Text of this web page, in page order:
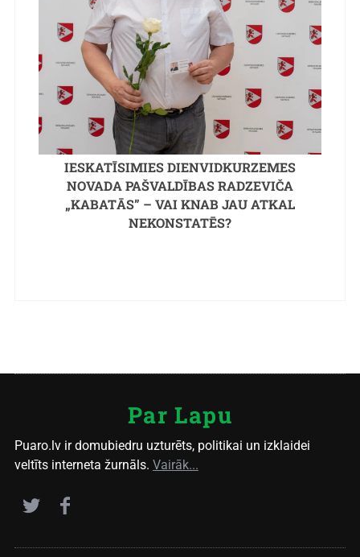
IESKATĪSIMIES DIENVIDKURZEMES
NOVADA PAŠVALDĪBAS RADZEVIČA
„KABATĀS” – VAI KNAB JAU ATKAL
NEKONSTATĒS?
Par Lapu
Puaro.lv ir domubiedru uzturēts, politikai un izklaidei
veltīts interneta žurnāls. Vairāk...